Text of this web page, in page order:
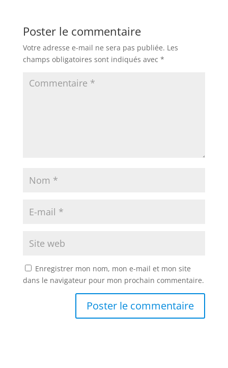
Poster le commentaire
Votre adresse e-mail ne sera pas publiée. Les
champs obligatoires sont indiqués avec *
Enregistrer mon nom, mon e-mail et mon site
dans le navigateur pour mon prochain commentaire.